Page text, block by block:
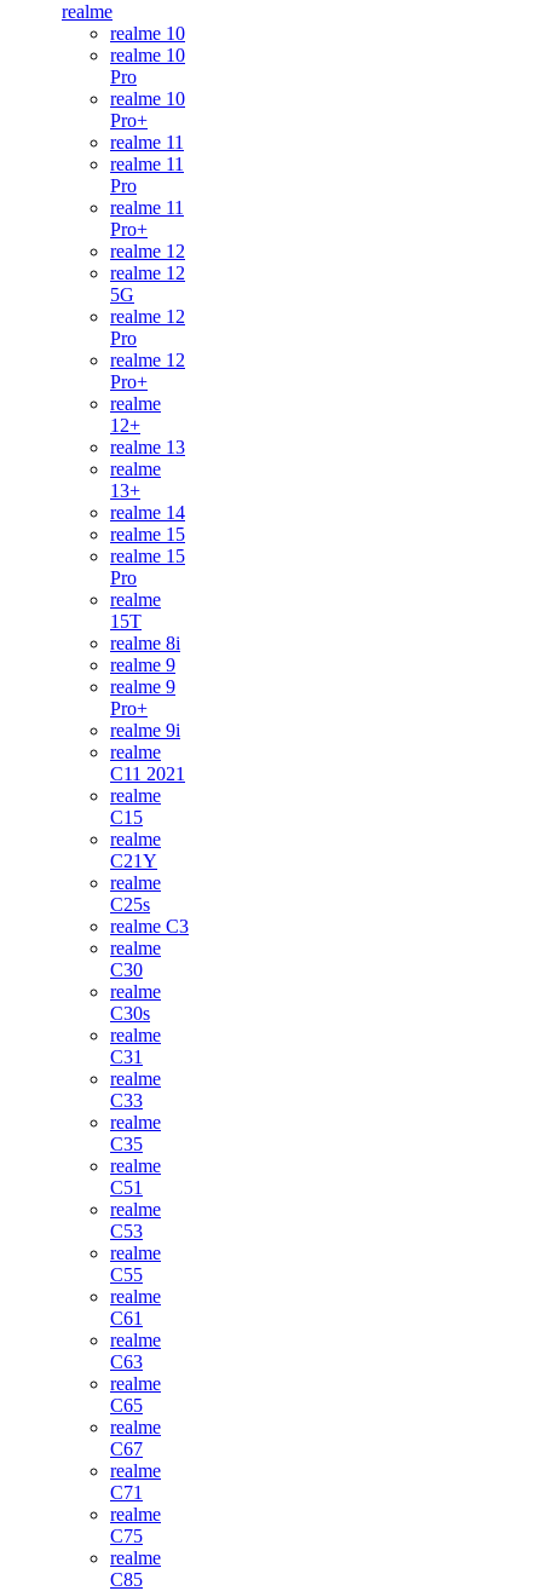
realme
realme 10
realme 10
Pro
realme 10
Pro+
realme 11
realme 11
Pro
realme 11
Pro+
realme 12
realme 12
5G
realme 12
Pro
realme 12
Pro+
realme
12+
realme 13
realme
13+
realme 14
realme 15
realme 15
Pro
realme
15T
realme 8i
realme 9
realme 9
Pro+
realme 9i
realme
C11 2021
realme
C15
realme
C21Y
realme
C25s
realme C3
realme
C30
realme
C30s
realme
C31
realme
C33
realme
C35
realme
C51
realme
C53
realme
C55
realme
C61
realme
C63
realme
C65
realme
C67
realme
C71
realme
C75
realme
C85